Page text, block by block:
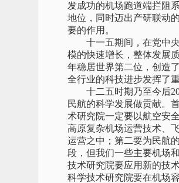
发成功的机场跑道端拦阻
地位，同时迈出产研联动
要的作用。
十一五期间，在党中央
模的快速增长，整体发展
年稳居世界第二位，创造
全行业的科技进步发挥了
十二五时期乃至今后20
民航的科学发展做贡献。
术研究院一定要以航空安
高原复杂机场运营技术、
运营之中；第二要为民航
段，但我们一些主要机场
技术研究院要应用新的技
科学技术研究院要在机场